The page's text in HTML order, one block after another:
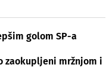
golom SP-a
zaokupljeni mržnjom i